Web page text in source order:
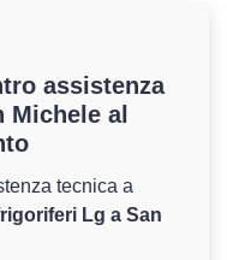
assistenza
al
tecnica a
Lg a San